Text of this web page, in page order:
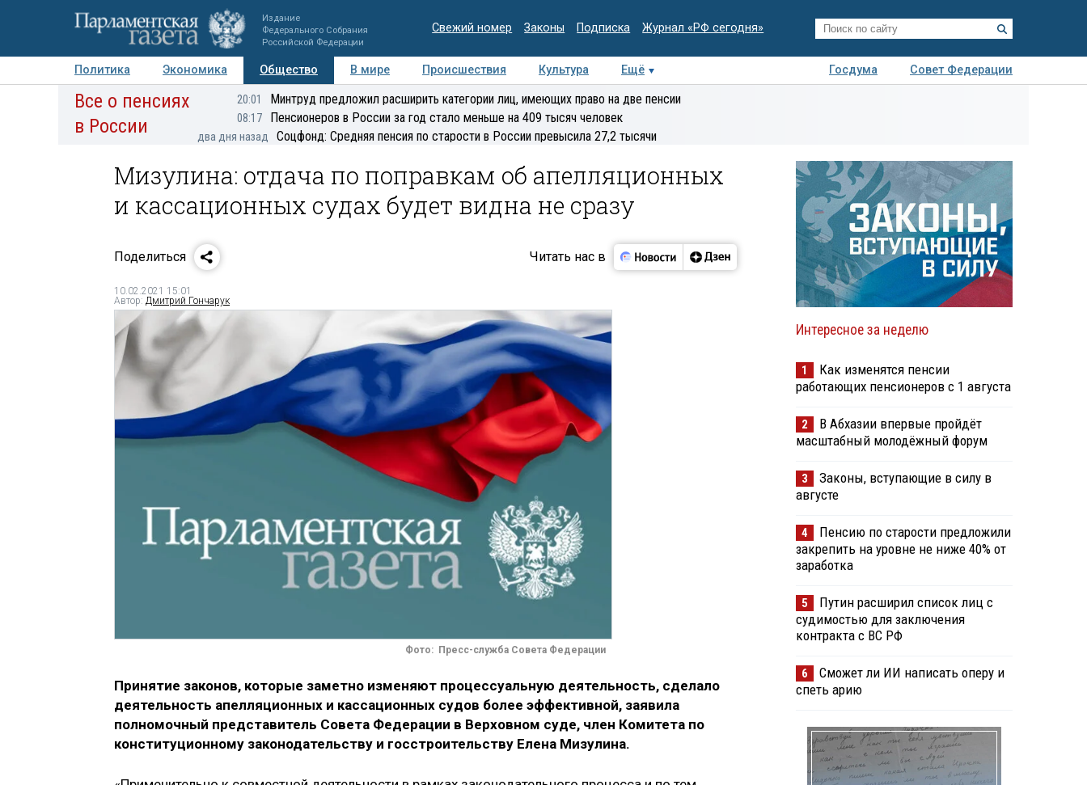
Издание
Федерального Собрания
Российской Федерации
Свежий номер Законы Подписка Журнал «РФ сегодня»
Политика Экономика Общество В мире Происшествия Культура Ещё Госдума
Совет Федерации
Авторы Персоны Мнения Регионы Медиацентр Интервью Колумнисты
Деловая
Все о пенсиях
в России
20:01 Минтруд предложил расширить категории лиц, имеющих право на две пенсии
08:17 Пенсионеров в России за год стало меньше на 409 тысяч человек
два дня назад Соцфонд: Средняя пенсия по старости в России превысила 27,2 тысячи
Мизулина: отдача по поправкам об апелляционных
и кассационных судах будет видна не сразу
Поделиться Читать нас в
10.02.2021 15:01
Автор: Дмитрий Гончарук
Фото: Пресс-служба Совета Федерации
Принятие законов, которые заметно изменяют процессуальную деятельность, сделало
деятельность апелляционных и кассационных судов более эффективной, заявила
полномочный представитель Совета Федерации в Верховном суде, член Комитета по
конституционному законодательству и госстроительству Елена Мизулина.
Интересное за неделю
1
Как изменятся пенсии
работающих пенсионеров с 1 августа
2
В Абхазии впервые пройдёт
масштабный молодёжный форум
3
Законы, вступающие в силу в
августе
4
Пенсию по старости предложили
закрепить на уровне не ниже 40% от
заработка
5
Путин расширил список лиц с
судимостью для заключения
контракта с ВС РФ
6
Сможет ли ИИ написать оперу и
спеть арию